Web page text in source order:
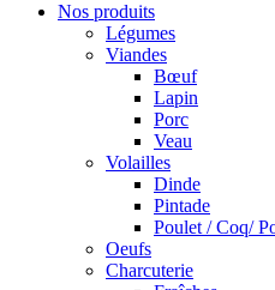
Nos produits
Légumes
Viandes
Bœuf
Lapin
Porc
Veau
Volailles
Dinde
Pintade
Poulet / Coq/
Oeufs
Charcuterie